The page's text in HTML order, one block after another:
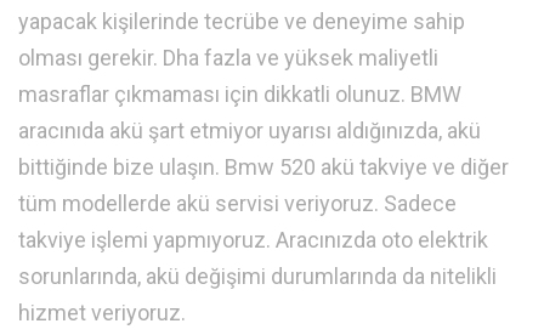
yapacak kişilerinde tecrübe ve deneyime sahip
olması gerekir. Dha fazla ve yüksek maliyetli
masraflar çıkmaması için dikkatli olunuz. BMW
aracınıda akü şart etmiyor uyarısı aldığınızda, akü
bittiğinde bize ulaşın. Bmw 520 akü takviye ve diğer
tüm modellerde akü servisi veriyoruz. Sadece
takviye işlemi yapmıyoruz. Aracınızda oto elektrik
sorunlarında, akü değişimi durumlarında da nitelikli
hizmet veriyoruz.